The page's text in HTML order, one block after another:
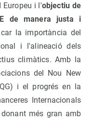
Europeu i l'objectiu de
de manera justa i
la importància del
i l'alineació dels
climàtics. Amb la
del Nou New
i el progrés en la
Internacionals
més gran amb